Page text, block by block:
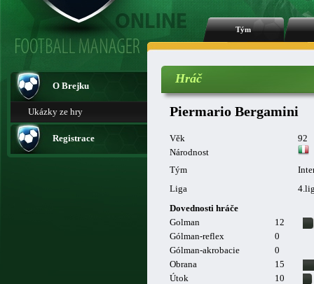
Tým
O Brejku
Ukázky ze hry
Registrace
Hráč
Piermario Bergamini
Věk
92
Národnost
Tým
Liga
Dovednosti hráče
Golman
12
Gólman-reflex
0
Gólman-akrobacie
0
Obrana
15
Útok
10